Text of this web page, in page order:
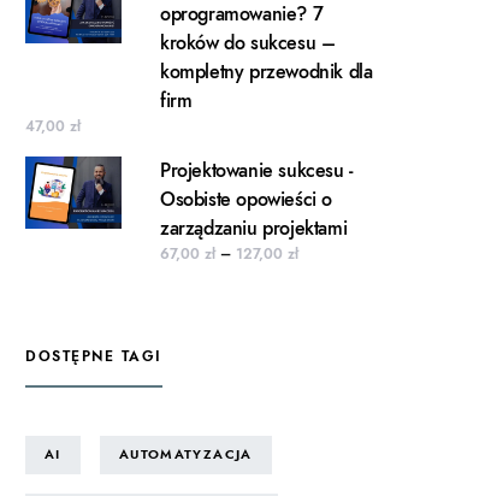
oprogramowanie? 7
kroków do sukcesu –
kompletny przewodnik dla
firm
47,00zł
Projektowanie sukcesu -
Osobiste opowieści o
zarządzaniu projektami
67,00zł – 127,00złZakres cen: od 67,00 zł do
DOSTĘPNE TAGI
AI AUTOMATYZACJA